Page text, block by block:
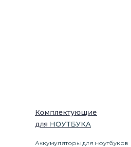
Комплектующие
для НОУТБУКА
Аккумуляторы для ноутбуков